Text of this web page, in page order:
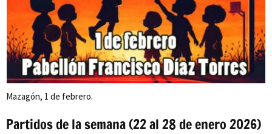
Mazagón, 1 de febrero.
Partidos de la semana (22 al 28 de enero 2026)